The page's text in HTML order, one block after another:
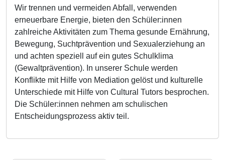
Wir trennen und vermeiden Abfall, verwenden
erneuerbare Energie, bieten den Schüler:innen
zahlreiche Aktivitäten zum Thema gesunde Ernährung,
Bewegung, Suchtprävention und Sexualerziehung an
und achten speziell auf ein gutes Schulklima
(Gewaltprävention). In unserer Schule werden
Konflikte mit Hilfe von Mediation gelöst und kulturelle
Unterschiede mit Hilfe von Cultural Tutors besprochen.
Die Schüler:innen nehmen am schulischen
Entscheidungsprozess aktiv teil.